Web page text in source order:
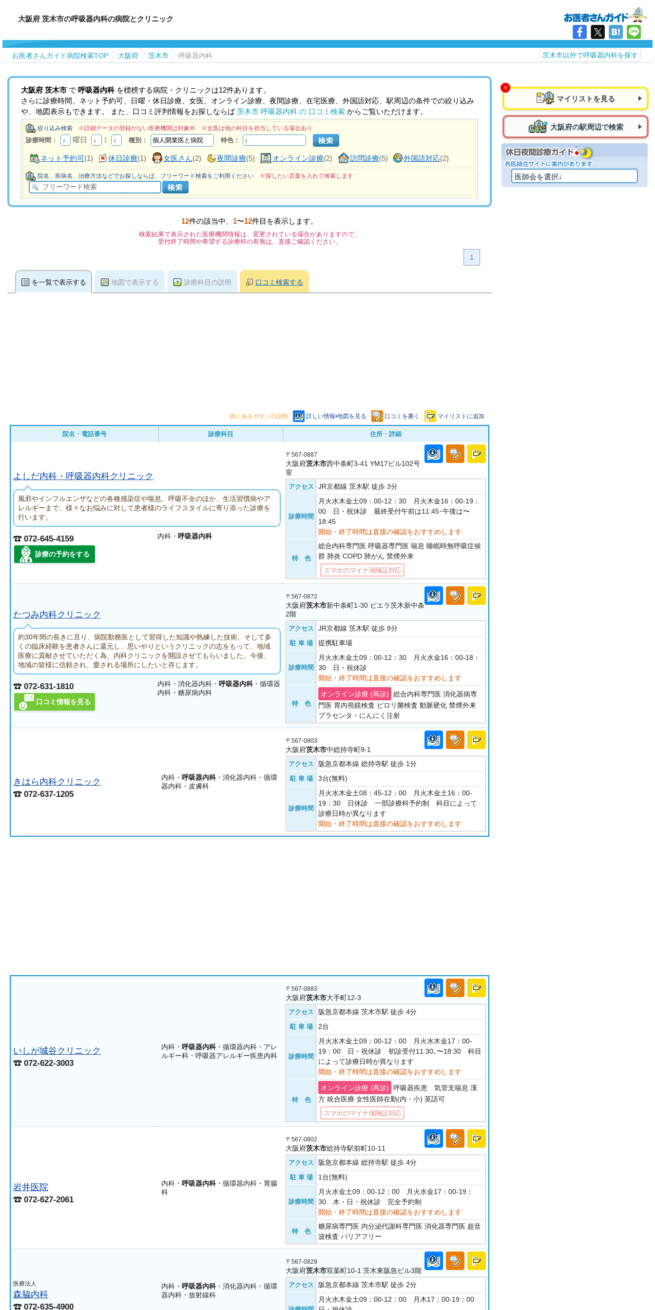
大阪府 茨木市の呼吸器内科の病院とクリニック
お医者さんガイド病院検索TOP 大阪府 茨木市 呼吸器内科 茨木市以外で呼吸器内科を探す
大阪府 茨木市 で 呼吸器内科を標榜する病院・クリニックは12件あります。
さらに診療時間、ネット予約可、日曜・休日診療、女医、オンライン診療、夜間診療、在宅医療、外国語対応、駅周辺の条件での絞り込み
や、地図表示もできます。 また、口コミ評判情報をお探しならば茨木市 呼吸器内科 の 口コミ検索 からご覧いただけます。
絞り込み検索 ※詳細データの登録がない医療機関は対象外 ※女医は他の科目を担当している場合あり
診療時間： 曜日 ： 種別： 特色：
ネット予約可(1) 休日診療(1) 女医さん(2) 夜間診療(5) オンライン診療(2) 訪問診療(5) 外国語対応(2)
院名、疾病名、治療方法などでお探しならば、フリーワード検索をご利用ください ※探したい言葉を入れて検索します
12件の該当中、 1〜12件目を表示します。
検索結果で表示された医療機関情報は、変更されている場合がありますので、
受付終了時間や希望する診療科の有無は、直接ご確認ください。
1
を一覧で表示する 地図で表示する 診療科目の説明 口コミ検索する
表にあるボタンの説明 詳しい情報•地図を見る 口コミを書く マイリストに追加
院名・電話番号 診療科目 住所・詳細
よしだ内科・呼吸器内科クリニック
風邪やインフルエンザなどの各種感染症や喘息、呼吸不全のほか、生活習慣病やア
レルギーまで、様々なお悩みに対して患者様のライフスタイルに寄り添った診療を
行います。
072-645-4159
診療の予約をする
内科・ 呼吸器内科
〒567-0887
大阪府茨木市西中条町3-41 YM17ビル102号
室
アクセス JR京都線 茨木駅 徒歩 3分
診療時間
月火水木金土09：00-12：30 月火木金16：00-19：
00 日・祝休診 最終受付午前は11:45･午後は〜
18:45
開始・終了時間は直接の確認をおすすめします
特 色
総合内科専門医 呼吸器専門医 喘息 睡眠時無呼吸症候
群 肺炎 COPD 肺がん 禁煙外来
スマホのマイナ保険証対応
たつみ内科クリニック
約30年間の長きに亘り、病院勤務医として習得した知識や熟練した技術、そして多
くの臨床経験を患者さんに還元し、思いやりというクリニックの志をもって、地域
医療に貢献させていただく為、内科クリニックを開設させてもらいました。今後、
地域の皆様に信頼され、愛される場所にしたいと存じます。
072-631-1810
口コミ情報を見る
内科・消化器内科・ 呼吸器内科・循環器
内科・糖尿病内科
〒567-0872
大阪府茨木市新中条町1-30 ビエラ茨木新中条
2階
アクセス JR京都線 茨木駅 徒歩 8分
駐 車 場 提携駐車場
診療時間
月火水木金土09：00-12：30 月火水金16：00-18：
30 日・祝休診
開始・終了時間は直接の確認をおすすめします
特 色
オンライン診療 (再診)
総合内科専門医 消化器病専
門医 胃内視鏡検査 ピロリ菌検査 動脈硬化 禁煙外来
プラセンタ・にんにく注射
きはら内科クリニック
072-637-1205
内科・ 呼吸器内科・消化器内科・循環
器内科・皮膚科
〒567-0803
大阪府茨木市中総持寺町9-1
アクセス 阪急京都本線 総持寺駅 徒歩 1分
駐 車 場 3台(無料)
診療時間
月火水木金土08：45-12：00 月火木金土16：00-
19：30 日休診 一部診療科予約制 科目によって
診療日時が異なります
開始・終了時間は直接の確認をおすすめします
いしが城谷クリニック
072-622-3003
内科・ 呼吸器内科・循環器内科・アレ
ルギー科・呼吸器アレルギー疾患内科
〒567-0883
大阪府茨木市大手町12-3
アクセス 阪急京都本線 茨木市駅 徒歩 4分
駐 車 場 2台
診療時間
月火水木金土09：00-12：00 月火水木金17：00-
19：00 日・祝休診 初診受付11:30､〜18:30 科目
によって診療日時が異なります
開始・終了時間は直接の確認をおすすめします
特 色
オンライン診療 (再診)
呼吸器疾患 気管支喘息 漢
方 統合医療 女性医師在勤(内・小) 英語可
スマホのマイナ保険証対応
岩井医院
072-627-2061
内科・ 呼吸器内科・循環器内科・胃腸
科
〒567-0802
大阪府茨木市総持寺駅前町10-11
アクセス 阪急京都本線 総持寺駅 徒歩 4分
駐 車 場 1台(無料)
診療時間
月火水金土09：00-12：00 月火水金17：00-19：
30 木・日・祝休診 完全予約制
開始・終了時間は直接の確認をおすすめします
特 色
糖尿病専門医 内分泌代謝科専門医 消化器専門医 超音
波検査 バリアフリー
医療法人
森脇内科
072-635-4900
内科・ 呼吸器内科・消化器内科・循環
器内科・放射線科
〒567-0829
大阪府茨木市双葉町10-1 茨木東阪急ビル3階
アクセス 阪急京都本線 茨木市駅 徒歩 2分
月火水木金土09：00-12：00 月木17：00-19：00
マイリストを見る
大阪府の駅周辺で検索